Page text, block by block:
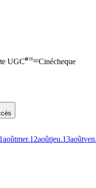
UGC
Cinécheque
aoûtmer.12aoûtjeu.13août